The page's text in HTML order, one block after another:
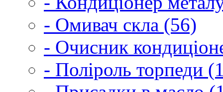
- Омивач скла (56)
- Очисник
- Поліроль торпеди